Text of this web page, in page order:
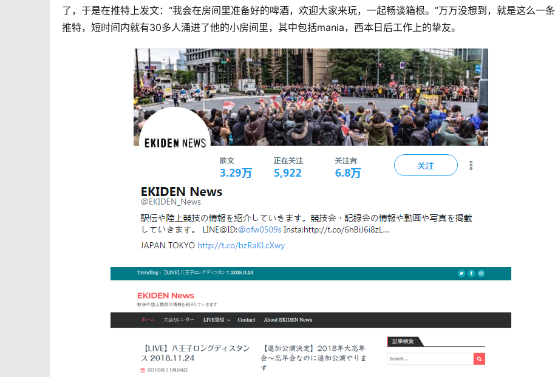
了，于是在推特上发文：“我会在房间里准备好的啤酒，欢迎大家来玩，一起畅谈箱根。”万万没想到，就是这么一条
推特，短时间内就有30多人涌进了他的小房间里，其中包括mania，西本日后工作上的挚友。